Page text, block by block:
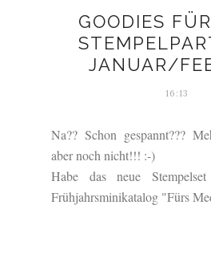
GOODIES
JANUAR/
16:13
Na?? Schon gespannt???
aber noch nicht!!! :-)
Habe das neue
Frühjahrsminikatalog "Fürs